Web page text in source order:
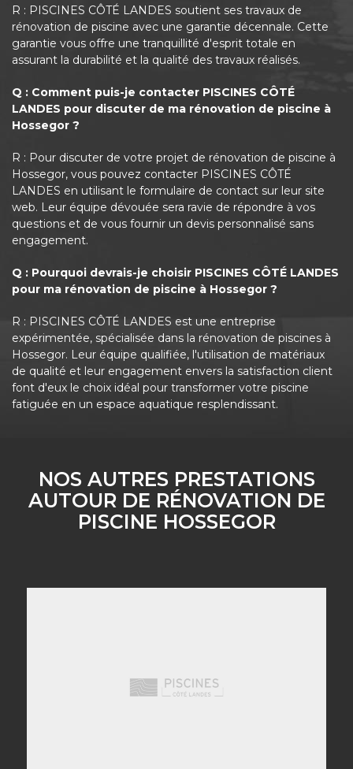
R : PISCINES CÔTÉ LANDES soutient ses travaux de
rénovation de piscine avec une garantie décennale. Cette
garantie vous offre une tranquillité d'esprit totale en
assurant la durabilité et la qualité des travaux réalisés.
Q : Comment puis-je contacter PISCINES CÔTÉ
LANDES pour discuter de ma rénovation de piscine à
Hossegor ?
R : Pour discuter de votre projet de rénovation de piscine à
Hossegor, vous pouvez contacter PISCINES CÔTÉ
LANDES en utilisant le formulaire de contact sur leur site
web. Leur équipe dévouée sera ravie de répondre à vos
questions et de vous fournir un devis personnalisé sans
engagement.
Q : Pourquoi devrais-je choisir PISCINES CÔTÉ LANDES
pour ma rénovation de piscine à Hossegor ?
R : PISCINES CÔTÉ LANDES est une entreprise
expérimentée, spécialisée dans la rénovation de piscines à
Hossegor. Leur équipe qualifiée, l'utilisation de matériaux
de qualité et leur engagement envers la satisfaction client
font d'eux le choix idéal pour transformer votre piscine
fatiguée en un espace aquatique resplendissant.
NOS AUTRES PRESTATIONS
AUTOUR DE RÉNOVATION DE
PISCINE HOSSEGOR